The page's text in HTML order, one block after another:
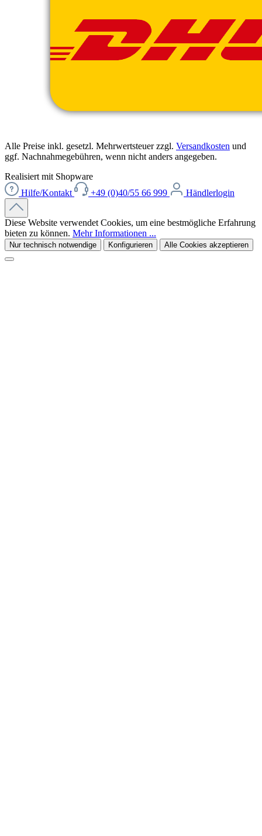
Alle Preise inkl. gesetzl. Mehrwertsteuer zzgl. Versandkosten und
ggf. Nachnahmegebühren, wenn nicht anders angegeben.
Realisiert mit Shopware
Hilfe/Kontakt
+49 (0)40/55 66 999 Händlerlogin
Diese Website verwendet Cookies, um eine bestmögliche Erfahrung
bieten zu können. Mehr Informationen ...
Nur technisch notwendige Konfigurieren Alle Cookies akzeptieren